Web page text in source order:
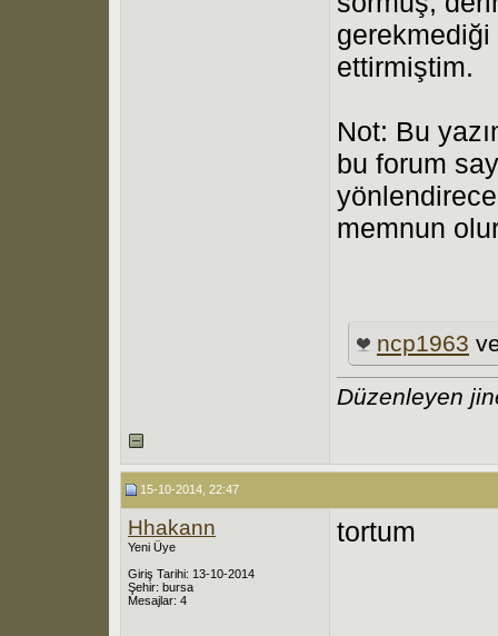
ettirmiştim.
Not: Bu
bu forum
memnun
ncp1963
Düzenleyen
15-10-2014, 22:47
Hhakann
Yeni Üye
Giriş Tarihi: 13-10-2014
Şehir: bursa
Mesajlar: 4
tortum